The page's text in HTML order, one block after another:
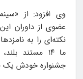
وی افزود: از
عضوی از داوران
نکته‌ای را به
ما ۱۴ مستند
جشنواره خودش یک